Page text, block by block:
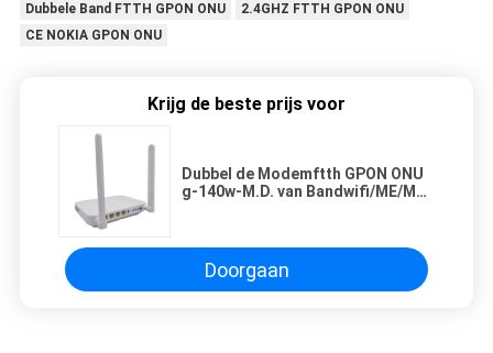
Dubbele Band FTTH GPON ONU
2.4GHZ FTTH GPON ONU
CE NOKIA GPON ONU
Krijg de beste prijs voor
Dubbel de Modemftth GPON ONU
g-140w-M.D. van Bandwifi/ME/MF
Doorgaan